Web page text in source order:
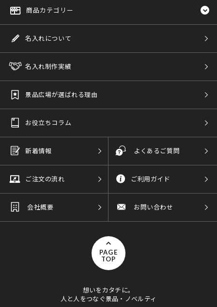
商品カテゴリー
名入れについて
名入れ制作実績
景品広場が選ばれる理由
お役立ちコラム
新着情報 よくあるご質問
ご注文の流れ ご利用ガイド
会社概要 お問い合わせ
PAGE
TOP
想いをカタチに。
人と人をつなぐ景品・ノベルティ